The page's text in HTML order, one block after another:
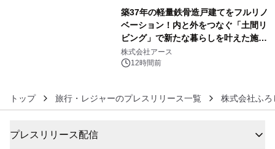
築37年の軽量鉄骨造戸建てをフルリノ
ベーション！内と外をつなぐ「土間リ
ビング」で新たな暮らしを叶えた施工
事例を株式会社アースが公開
株式会社アース
12時間前
トップ 旅行・レジャーのプレスリリース一覧 株式会社ふろ
プレスリリース配信